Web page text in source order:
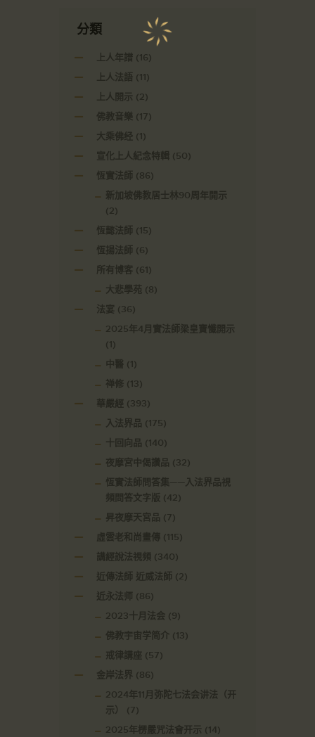
分類
上人年譜 (16)
上人法語 (11)
上人開示 (2)
佛教音樂 (17)
大乘佛经 (1)
宣化上人紀念特輯 (50)
恆實法師 (86)
新加坡佛教居士林90周年開示
(2)
恆懿法師 (15)
恆揚法師 (6)
所有博客 (61)
大悲學苑 (8)
法宴 (36)
2025年4月實法師梁皇寶懺開示
(1)
中醫 (1)
禅修 (13)
華嚴經 (393)
入法界品 (175)
十回向品 (140)
夜摩宮中偈讚品 (32)
恆實法師問答集——入法界品視
頻問答文字版 (42)
昇夜摩天宮品 (7)
虛雲老和尚畫傳 (115)
講經說法視頻
(340)
近傳法師 近威法師 (2)
近永法师 (86)
2023十月法会 (9)
佛教宇宙学简介 (13)
戒律講座 (57)
金岸法界 (86)
2024年11月弥陀七法会讲法（开
示）
(7)
2025年楞嚴咒法會开示 (14)